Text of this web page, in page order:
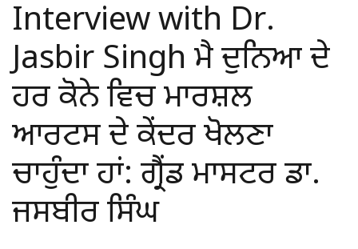
Interview with Dr.
Jasbir Singh ਮੈ ਦੁਨਿਆ ਦੇ
ਹਰ ਕੋਨੇ ਵਿਚ ਮਾਰਸ਼ਲ
ਆਰਟਸ ਦੇ ਕੇਂਦਰ ਖੋਲਣਾ
ਚਾਹੁੰਦਾ ਹਾਂ: ਗ੍ਰੈਂਡ ਮਾਸਟਰ ਡਾ.
ਜਸਬੀਰ ਸਿੰਘ